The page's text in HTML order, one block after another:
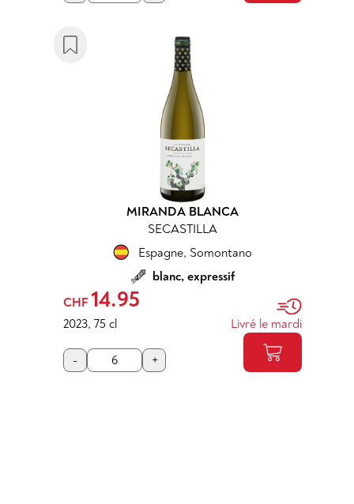
MIRANDA BLANCA
SECASTILLA
Espagne, Somontano
blanc, expressif
CHF 14.95
2023, 75 cl Livré le mardi
- +